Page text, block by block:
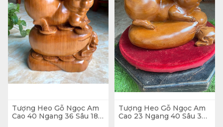
Tượng Heo Gỗ Ngọc Am
Cao 40 Ngang 36 Sâu 18
Tượng Heo Gỗ Ngọc Am
Cao 23 Ngang 40 Sâu 30